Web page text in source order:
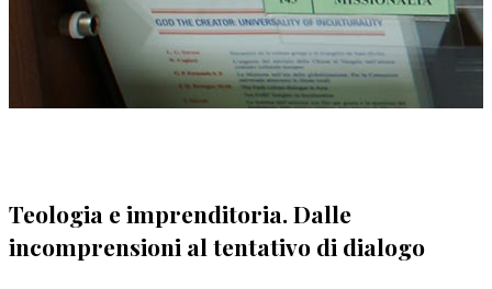
Teologia e imprenditoria. Dalle
incomprensioni al tentativo di dialogo